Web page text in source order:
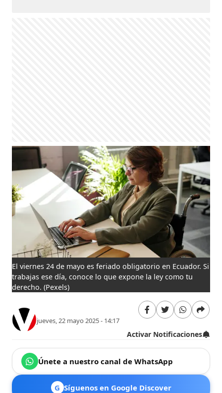
El viernes 24 de mayo es feriado obligatorio en Ecuador. Si
trabajas ese día, conoce lo que expone la ley como tu
derecho. (Pexels)
jueves, 22 mayo 2025 - 14:17
Activar Notificaciones
Únete a nuestro canal de WhatsApp
G Síguenos en Google Discover